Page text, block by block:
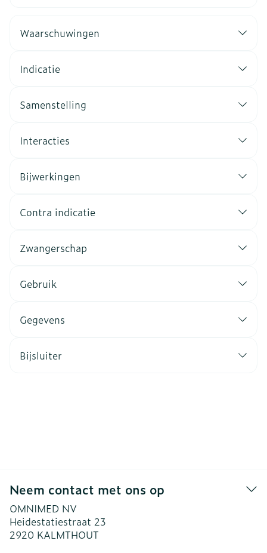
Waarschuwingen
Indicatie
Samenstelling
Interacties
Bijwerkingen
Contra indicatie
Zwangerschap
Gebruik
Gegevens
Bijsluiter
Neem contact met ons op
OMNIMED NV
Heidestatiestraat 23
2920 KALMTHOUT